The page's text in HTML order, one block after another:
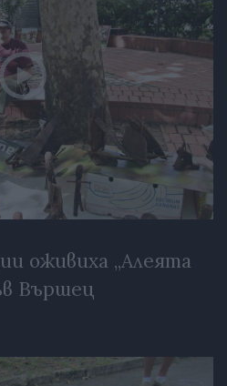
оживиха „Алеята
Вършец